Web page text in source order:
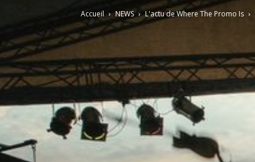
Accueil NEWS L'actu de Where The Promo Is